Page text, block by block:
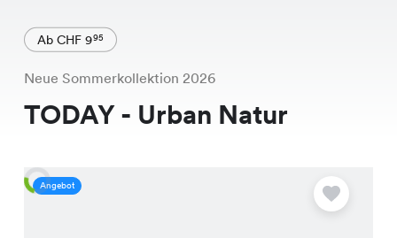
Ab CHF 995
Neue Sommerkollektion 2026
TODAY - Urban Natur
Angebot